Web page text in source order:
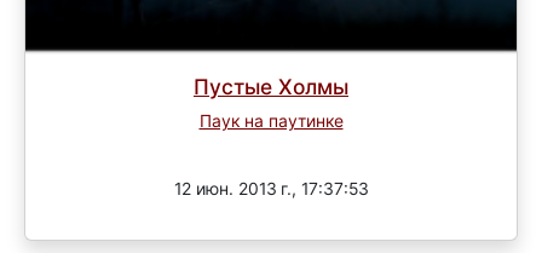
Пустые Холмы
Паук на паутинке
12 июн. 2013 г., 17:37:53